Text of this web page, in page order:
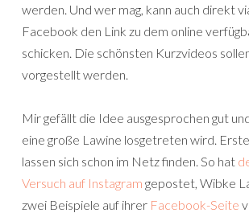
werden. Und wer mag, kann auch direkt
Facebook den Link zu dem online
schicken. Die schönsten Kurzvideos
vorgestellt werden.
Mir gefällt die Idee ausgesprochen gut
eine große Lawine losgetreten wird.
lassen sich schon im Netz finden. So hat
Versuch auf Instagram gepostet, Wibke
zwei Beispiele auf ihrer Facebook-Seite